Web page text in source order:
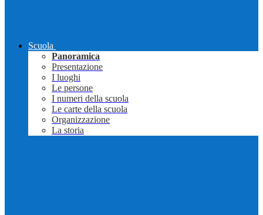
Scuola
Panoramica
Presentazione
I luoghi
Le persone
I numeri della scuola
Le carte della scuola
Organizzazione
La storia